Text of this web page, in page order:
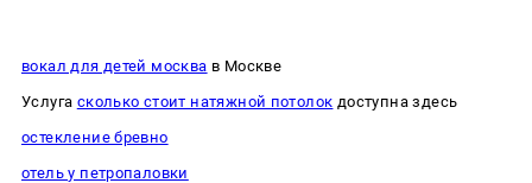
вокал для детей москва в Москве
Услуга сколько стоит натяжной потолок доступна здесь
остекление бревно
отель у петропаловки